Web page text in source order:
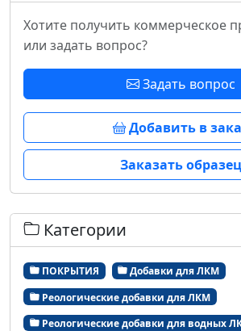
Хотите получить коммерческое
или задать вопрос?
Задать вопрос
Добавить в
Заказать образец
Категории
ПОКРЫТИЯ
Добавки для ЛКМ
Реологические добавки для ЛКМ
Реологические добавки для водных